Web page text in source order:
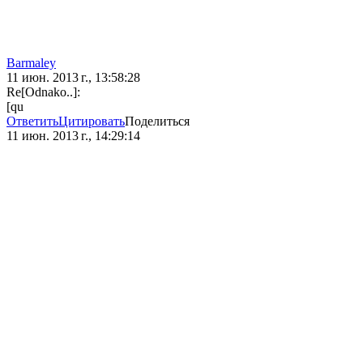
Barmaley
11 июн. 2013 г., 13:58:28
Re[Odnako..]:
[qu
ОтветитьЦитироватьПоделиться
11 июн. 2013 г., 14:29:14